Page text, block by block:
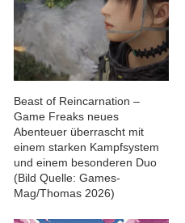
Beast of Reincarnation –
Game Freaks neues
Abenteuer überrascht mit
einem starken Kampfsystem
und einem besonderen Duo
(Bild Quelle: Games-
Mag/Thomas 2026)